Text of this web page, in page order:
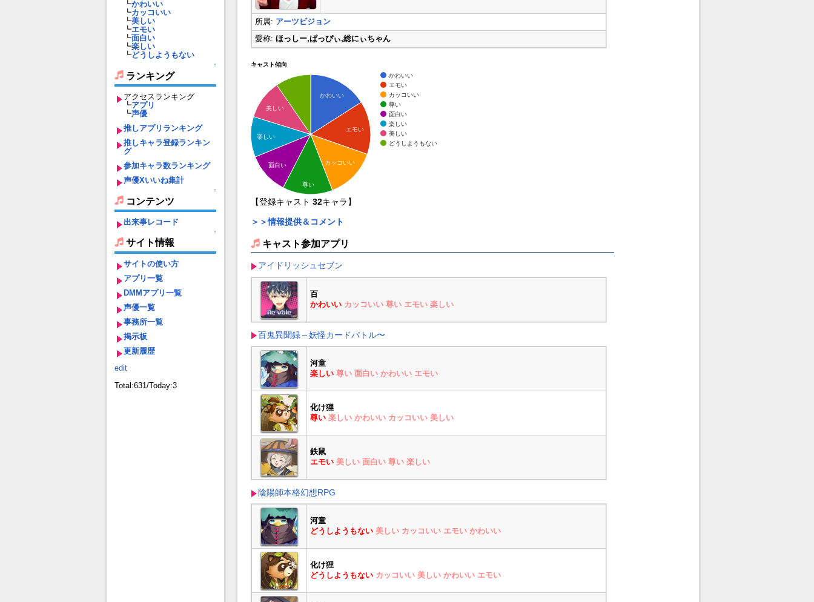
┗かわいい
┗カッコいい
┗美しい
┗エモい
┗面白い
┗楽しい
┗どうしようもない
↑
ランキング
アクセスランキング
┗アプリ
┗声優
推しアプリランキング
推しキャラ登録ランキン
グ
参加キャラ数ランキング
声優Xいいね集計
↑
コンテンツ
出来事レコード
↑
サイト情報
サイトの使い方
アプリ一覧
DMMアプリ一覧
声優一覧
事務所一覧
掲示板
更新履歴
edit
Total:631/Today:3
所属: アーツビジョン
愛称: ほっしー,ぱっぴぃ,総にぃちゃん
キャスト傾向
かわいい
エモい
カッコいい
尊い
面白い
楽しい
美しい
どうしようもない
かわいい
エモい
カッコいい
美しい
楽しい
面白い
尊い
【登録キャスト 32キャラ】
＞＞情報提供＆コメント
キャスト参加アプリ
アイドリッシュセブン
百
かわいい カッコいい 尊い エモい 楽しい
百鬼異聞録～妖怪カードバトル〜
河童
楽しい 尊い 面白い かわいい エモい
化け狸
尊い 楽しい かわいい カッコいい 美しい
鉄鼠
エモい 美しい 面白い 尊い 楽しい
陰陽師本格幻想RPG
河童
どうしようもない 美しい カッコいい エモい かわいい
化け狸
どうしようもない カッコいい 美しい かわいい エモい